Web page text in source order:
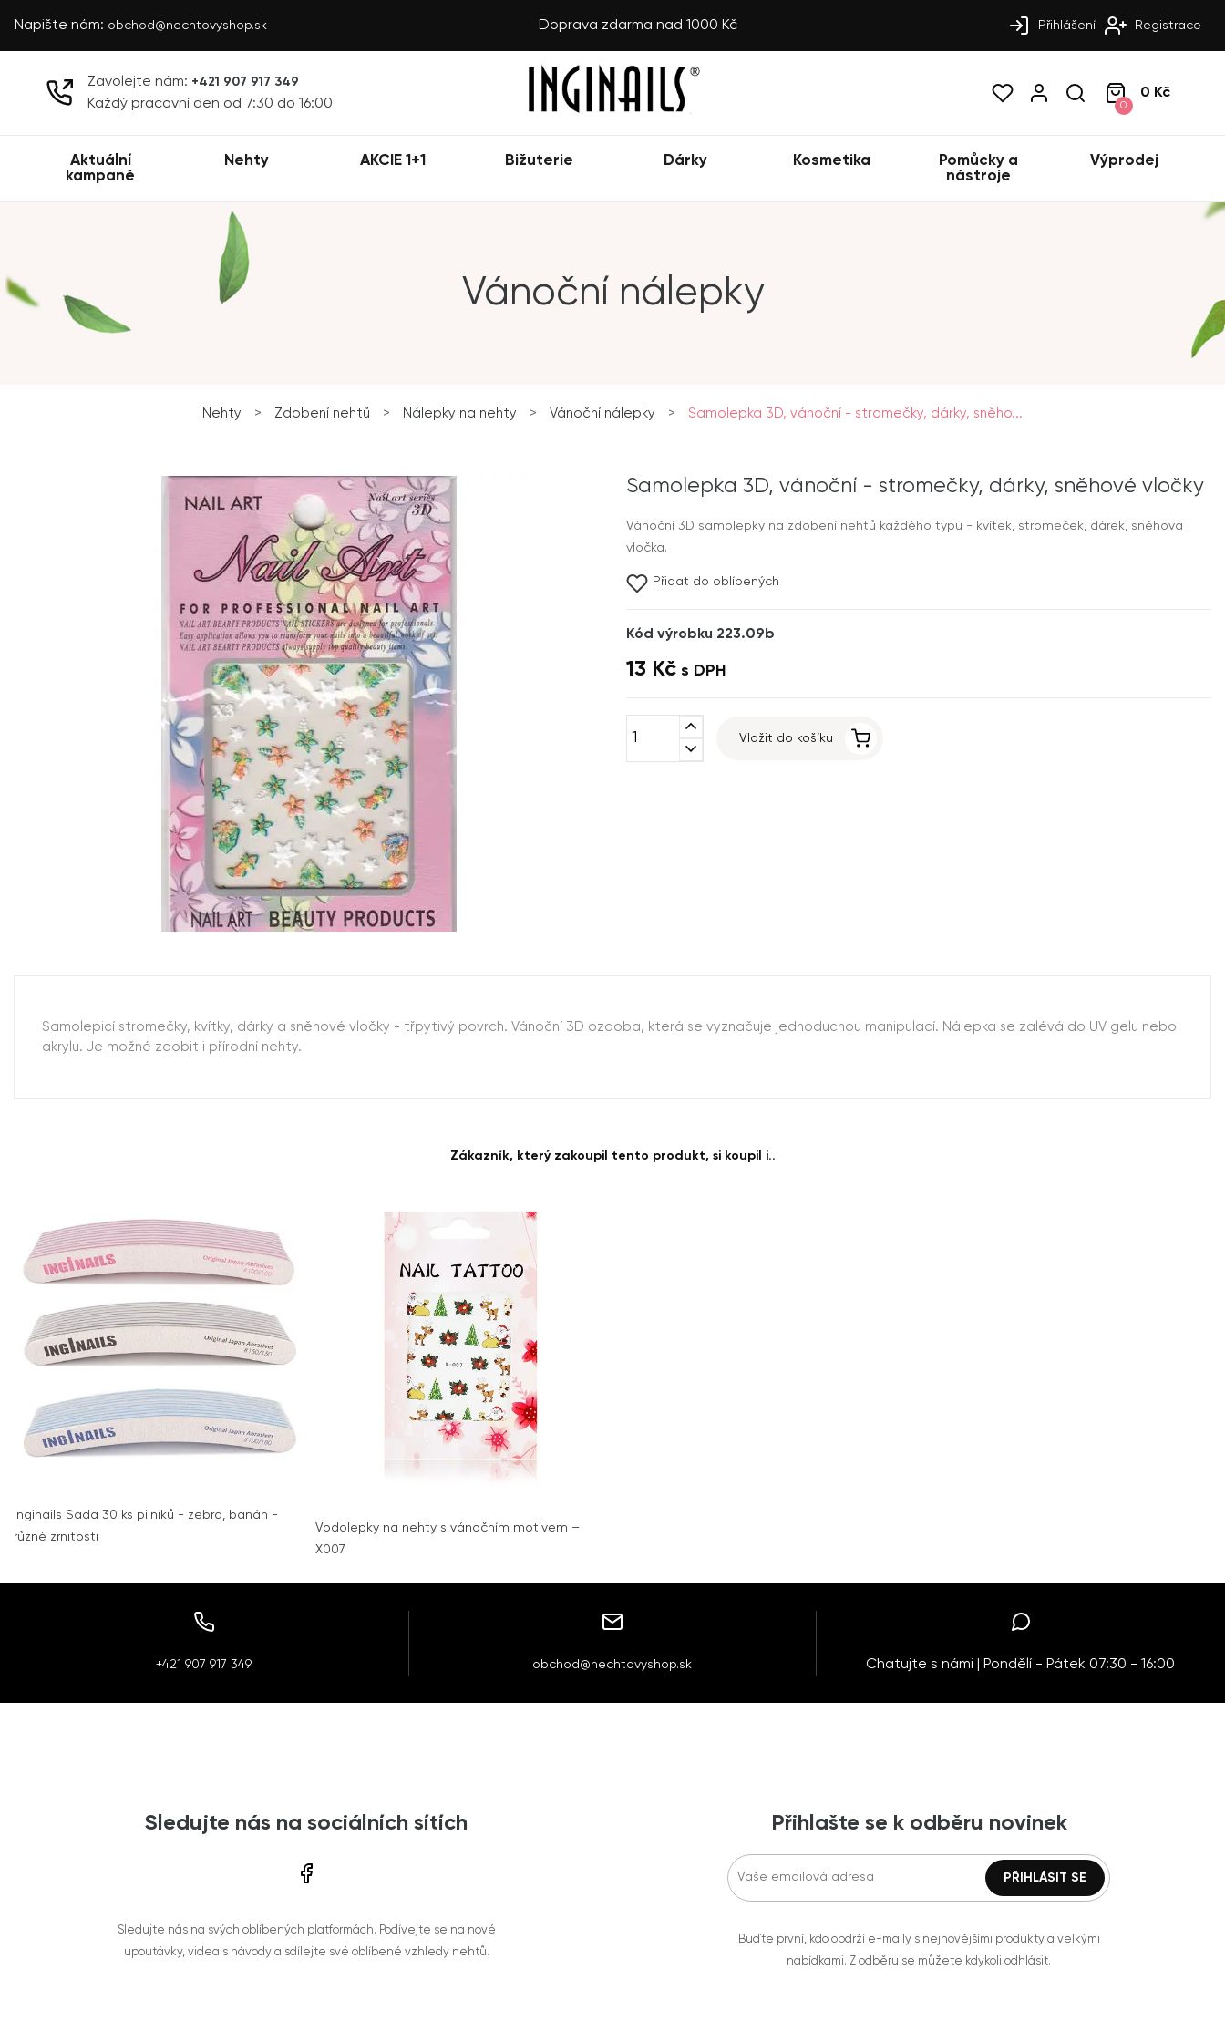
Napište nám: obchod@nechtovyshop.sk Doprava zdarma nad 1000 Kč Přihlášení Registrace
Zavolejte nám: +421 907 917 349
Každý pracovní den od 7:30 do 16:00 0
0 Kč
Aktuální
kampaně
Nehty AKCIE 1+1 Bižuterie Dárky Kosmetika
Pomůcky a
nástroje
Výprodej
Vánoční nálepky
Nehty > Zdobení nehtů > Nálepky na nehty > Vánoční nálepky > Samolepka 3D, vánoční - stromečky, dárky, sněho...
Samolepka 3D, vánoční - stromečky, dárky, sněhové vločky
Vánoční 3D samolepky na zdobení nehtů každého typu - kvítek, stromeček, dárek, sněhová
vločka.
Přidat do oblíbených
Kód výrobku 223.09b
13 Kč s DPH
expand_less
expand_more
Vložit do košíku
Samolepicí stromečky, kvítky, dárky a sněhové vločky - třpytivý povrch. Vánoční 3D ozdoba, která se vyznačuje jednoduchou manipulací. Nálepka se zalévá do UV gelu nebo
akrylu. Je možné zdobit i přírodní nehty.
Zákazník, který zakoupil tento produkt, si koupil i..
Inginails Sada 30 ks pilníků - zebra, banán -
různé zrnitosti
Vodolepky na nehty s vánočním motivem –
X007
+421 907 917 349 obchod@nechtovyshop.sk Chatujte s námi | Pondělí - Pátek 07:30 - 16:00
Sledujte nás na sociálních sítích
Sledujte nás na svých oblíbených platformách. Podívejte se na nové
upoutávky, videa s návody a sdílejte své oblíbené vzhledy nehtů.
Přihlašte se k odběru novinek
Buďte první, kdo obdrží e-maily s nejnovějšími produkty a velkými
nabídkami. Z odběru se můžete kdykoli odhlásit.